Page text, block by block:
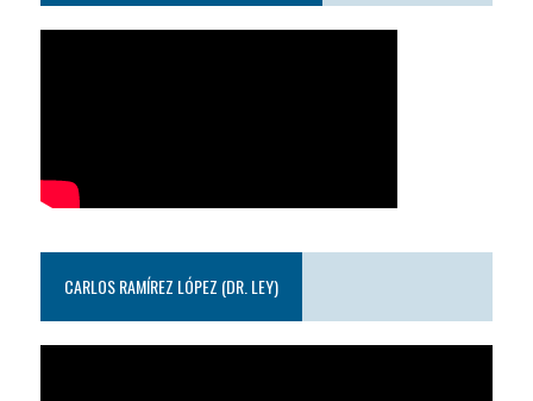
CARLOS RAMÍREZ LÓPEZ (DR. LEY)